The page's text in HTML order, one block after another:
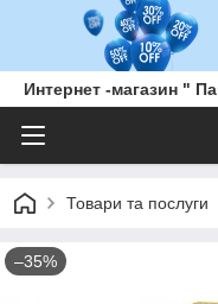
Интернет -магазин "
Товари та послуги
–35%